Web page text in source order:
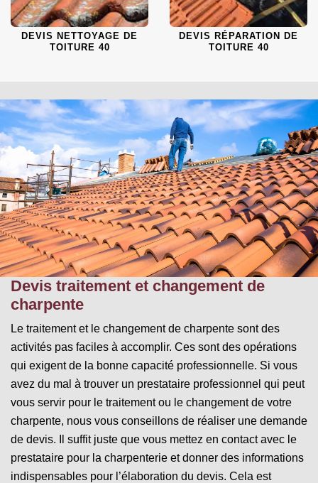
DEVIS NETTOYAGE DE
TOITURE 40
DEVIS RÉPARATION DE
TOITURE 40
Devis traitement et changement de
charpente
Le traitement et le changement de charpente sont des
activités pas faciles à accomplir. Ces sont des opérations
qui exigent de la bonne capacité professionnelle. Si vous
avez du mal à trouver un prestataire professionnel qui peut
vous servir pour le traitement ou le changement de votre
charpente, nous vous conseillons de réaliser une demande
de devis. Il suffit juste que vous mettez en contact avec le
prestataire pour la charpenterie et donner des informations
indispensables pour l’élaboration du devis. Cela est